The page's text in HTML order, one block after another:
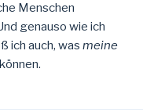
Menschen
genauso wie ich
ich auch, was meine